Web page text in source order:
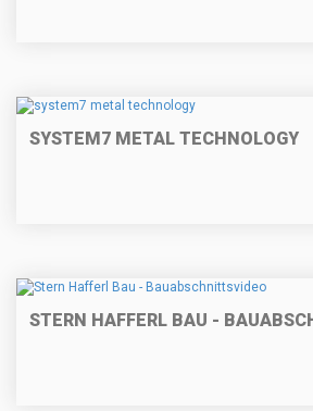
SYSTEM7 METAL TECHNOLOGY
STERN HAFFERL BAU -